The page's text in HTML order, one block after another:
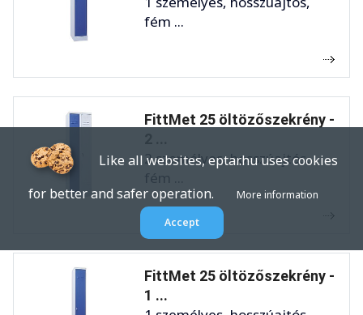
fém ...
FittMet 25 öltözőszekrény -
2 személyes, hosszúajtós,
fém ...
FittMet 25 öltözőszekrény -
1 ...
Like all websites, eptar.hu uses cookies
for better and safer operation.
More information
Accept